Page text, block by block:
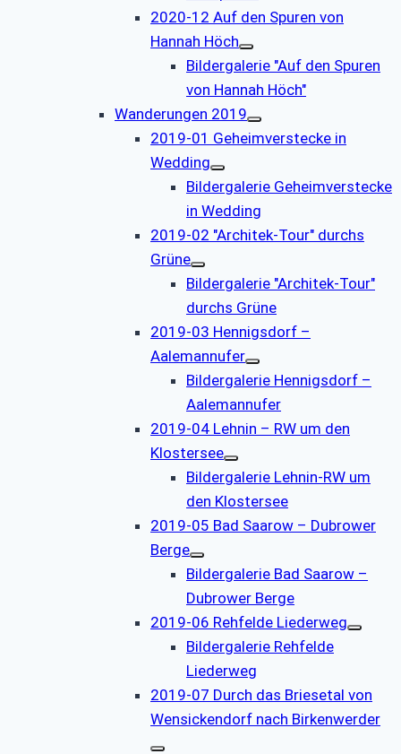
2020-12 Auf den Spuren von
Hannah Höch
Bildergalerie "Auf den Spuren
von Hannah Höch"
Wanderungen 2019
2019-01 Geheimverstecke in
Wedding
Bildergalerie Geheimverstecke
in Wedding
2019-02 "Architek-Tour" durchs
Grüne
Bildergalerie "Architek-Tour"
durchs Grüne
2019-03 Hennigsdorf –
Aalemannufer
Bildergalerie Hennigsdorf –
Aalemannufer
2019-04 Lehnin – RW um den
Klostersee
Bildergalerie Lehnin-RW um
den Klostersee
2019-05 Bad Saarow – Dubrower
Berge
Bildergalerie Bad Saarow –
Dubrower Berge
2019-06 Rehfelde Liederweg
Bildergalerie Rehfelde
Liederweg
2019-07 Durch das Briesetal von
Wensickendorf nach Birkenwerder